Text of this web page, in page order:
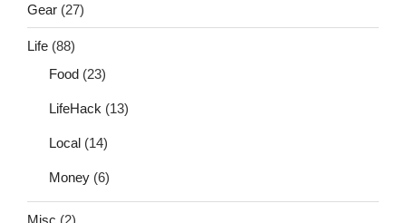
Gear (27)
Life (88)
Food (23)
LifeHack (13)
Local (14)
Money (6)
Misc (2)